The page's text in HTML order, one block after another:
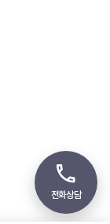
전화상담